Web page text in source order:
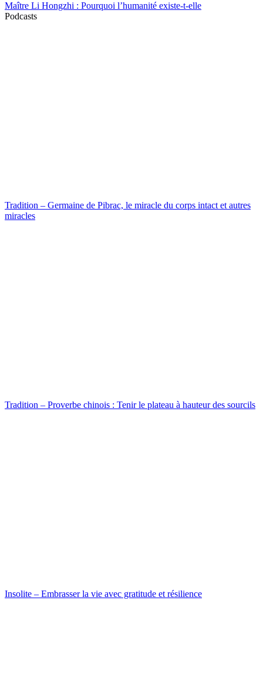
Maître Li Hongzhi : Pourquoi l’humanité existe-t-elle
Podcasts
Tradition – Germaine de Pibrac, le miracle du corps intact et autres
miracles
Tradition – Proverbe chinois : Tenir le plateau à hauteur des sourcils
Insolite – Embrasser la vie avec gratitude et résilience